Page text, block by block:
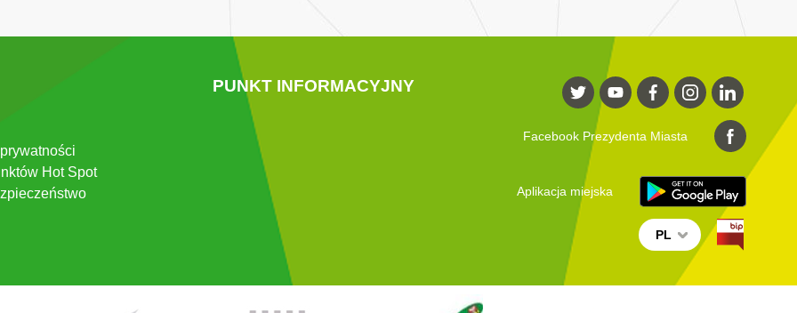
Hot Spot
PUNKT INFORMACYJNY
Facebook Prezydenta Miasta
Aplikacja miejska
PL